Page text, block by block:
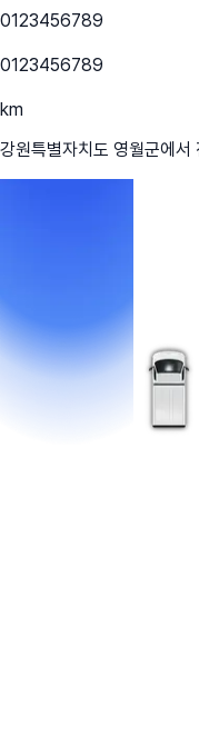
0123456789
0123456789
km
강원특별자치도 영월군에서